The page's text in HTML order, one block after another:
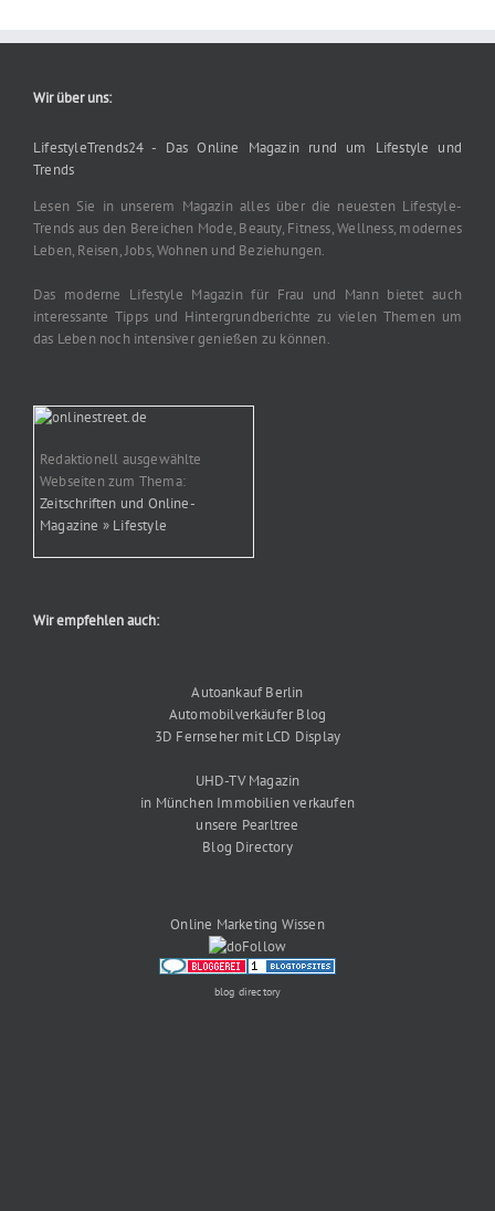
Wir über uns:
LifestyleTrends24 - Das Online Magazin rund um Lifestyle und
Trends
Lesen Sie in unserem Magazin alles über die neuesten Lifestyle-
Trends aus den Bereichen Mode, Beauty, Fitness, Wellness, modernes
Leben, Reisen, Jobs, Wohnen und Beziehungen.
Das moderne Lifestyle Magazin für Frau und Mann bietet auch
interessante Tipps und Hintergrundberichte zu vielen Themen um
das Leben noch intensiver genießen zu können.
Redaktionell ausgewählte
Webseiten zum Thema:
Zeitschriften und Online-
Magazine » Lifestyle
Wir empfehlen auch:
Autoankauf Berlin
Automobilverkäufer Blog
3D Fernseher mit LCD Display
UHD-TV Magazin
in München Immobilien verkaufen
unsere Pearltree
Blog Directory
Online Marketing Wissen
blog directory